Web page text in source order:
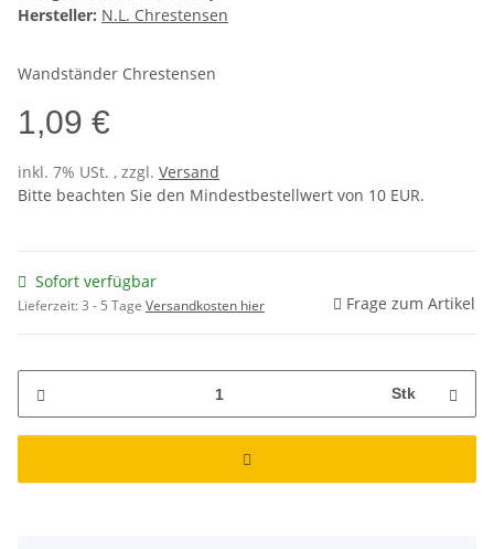
Hersteller: N.L. Chrestensen
Wandständer Chrestensen
1,09 €
inkl. 7% USt. , zzgl. Versand
Bitte beachten Sie den Mindestbestellwert von 10 EUR.
Sofort verfügbar
Lieferzeit:3 - 5 Tage Versandkosten hier Frage zum Artikel
Stk